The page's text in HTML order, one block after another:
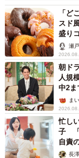
「ど
スド
盛り
Dポッ
瀬
朝ド
人規
中2ま
ま
忙し
子 「
自責
長